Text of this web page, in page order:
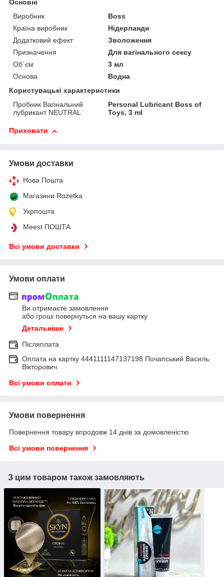
Основні
Виробник
Boss
Країна виробник
Нідерланди
Додатковий ефект
Зволоження
Призначення
Для вагінального сексу
Об`єм
3 мл
Основа
Водна
Користувацькі характеристики
Пробник Вагінальний
лубрикант NEUTRAL
Personal Lubricant Boss of
Toys, 3 ml
Приховати
Умови доставки
Нова Пошта
Магазини Rozetka
Укрпошта
Meest ПОШТА
Всі умови доставки
Умови оплати
Ви отримаєте замовлення
або гроші повернуться на вашу картку
Детальніше
Післяплата
Оплата на картку 4441111147137198 Почапський Василь
Вікторович
Всі умови оплати
Умови повернення
Повернення товару впродовж 14 днів за домовленістю
Всі умови повернення
З цим товаром також замовляють